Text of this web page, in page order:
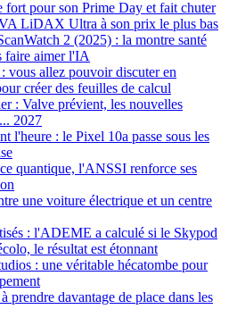
fort pour son Prime Day et fait chuter
LiDAX Ultra à son prix le plus bas
2 (2025) : la montre santé
faire aimer l'IA
vous allez pouvoir discuter en
créer des feuilles de calcul
: Valve prévient, les nouvelles
2027
l'heure : le Pixel 10a passe sous les
quantique, l'ANSSI renforce ses
une voiture électrique et un centre
: l'ADEME a calculé si le Skypod
le résultat est étonnant
: une véritable hécatombe pour
prendre davantage de place dans les